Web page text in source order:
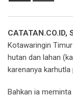
CATATAN.CO.ID,
Kotawaringin
hutan dan lahan
karenanya karhutla
Bahkan ia